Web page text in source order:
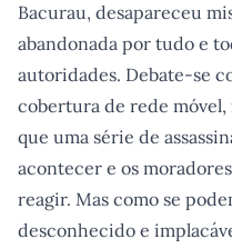
Bacurau, desapareceu
abandonada por tudo e
autoridades. Debate-se
cobertura de rede móvel,
que uma série de
acontecer e os
reagir. Mas como se
desconhecido e